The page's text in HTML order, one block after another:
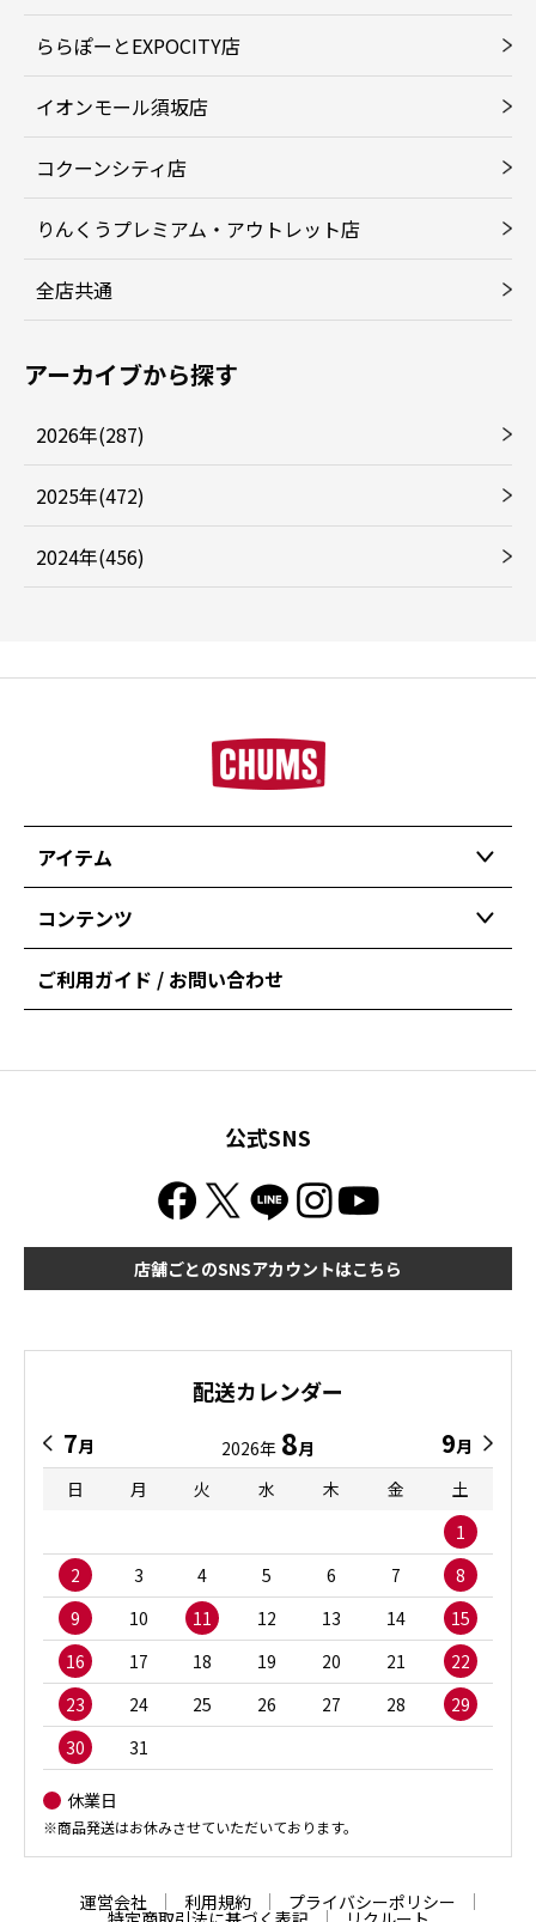
ららぽーとEXPOCITY店
イオンモール須坂店
コクーンシティ店
りんくうプレミアム・アウトレット店
全店共通
アーカイブから探す
2026年(287)
2025年(472)
2024年(456)
アイテム
コンテンツ
ご利用ガイド / お問い合わせ
公式SNS
店舗ごとのSNSアカウントはこちら
配送カレンダー
7月 2026年 8月 9月
日
月 火 水 木 金
土
1
2
3 4 5 6 7
8
9
10 11 12 13 14
15
16
17 18 19 20 21
22
23
24 25 26 27 28
29
30
31
休業日
※商品発送はお休みさせていただいております。
運営会社 利用規約 プライバシーポリシー